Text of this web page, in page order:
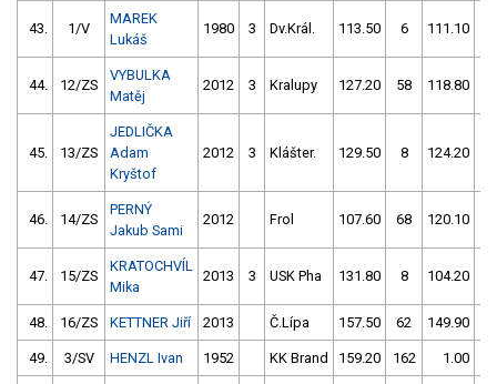
43. 1/V
MAREK
Lukáš
1980 3 Dv.Král. 113.50 6 111.10
44. 12/ZS
VYBULKA
Matěj
2012 3 Kralupy 127.20 58 118.80
45. 13/ZS
JEDLIČKA
Adam
Kryštof
2012 3 Klášter. 129.50 8 124.20
46. 14/ZS
PERNÝ
Jakub Sami
2012 Frol 107.60 68 120.10
47. 15/ZS
KRATOCHVÍL
Mika
2013 3 USK Pha 131.80 8 104.20
48. 16/ZS KETTNER Jiří 2013 Č.Lípa 157.50 62 149.90
49. 3/SV HENZL Ivan 1952 KK Brand 159.20 162 1.00